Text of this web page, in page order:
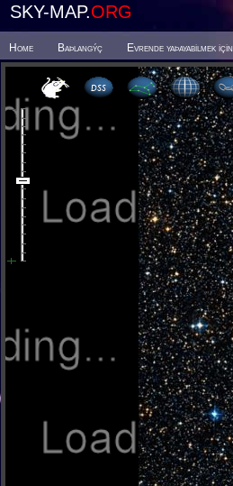
SKY-MAP.ORG
Home Baþlangýç Evrende yaþayabilmek için